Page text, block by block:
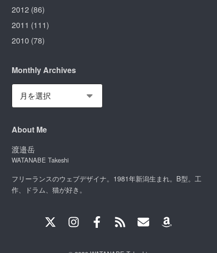
2012 (86)
2011 (111)
2010 (78)
Monthly Archives
About Me
渡邉岳
WATANABE Takeshi
フリーランスのウェブデザイナ。1981年新潟生まれ。B型。工
作、ドラム、猫が好き。